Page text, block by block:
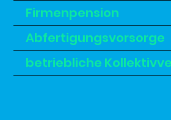
Firmenpension
Abfertigungsvorsorge
betriebliche